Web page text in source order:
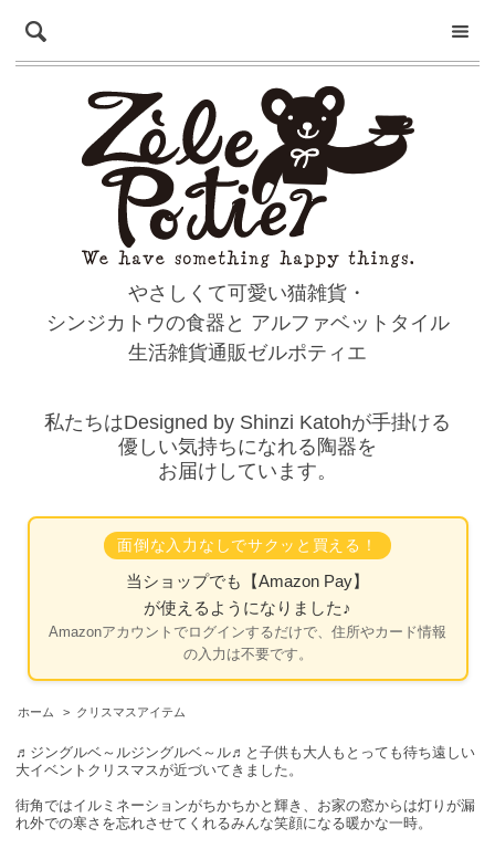
やさしくて可愛い猫雑貨・
シンジカトウの食器と アルファベットタイル
生活雑貨通販ゼルポティエ
私たちはDesigned by Shinzi Katohが手掛ける
優しい気持ちになれる陶器を
お届けしています。
面倒な入力なしでサクッと買える！
当ショップでも
【Amazon Pay】
が使えるようになりました♪
Amazonアカウントでログインするだけで、住所やカード情報
の入力は不要です。
ホーム > クリスマスアイテム
♬ジングルベ～ルジングルベ～ル♬と子供も大人もとっても待ち遠しい
大イベントクリスマスが近づいてきました。
街角ではイルミネーションがちかちかと輝き、お家の窓からは灯りが漏
れ外での寒さを忘れさせてくれるみんな笑顔になる暖かな一時。